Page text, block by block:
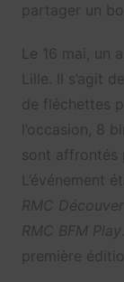
partager un
Le 16 mai, un
Lille. Il s’agit
de fléchettes
l’occasion, 8
sont affrontés
L’événement
RMC
RMC BFM Play
première